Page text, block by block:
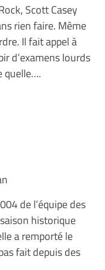
Scott Casey
rien faire. Même
Il fait appel à
d’examens lourds
quelle….
de l’équipe des
historique
a remporté le
fait depuis des